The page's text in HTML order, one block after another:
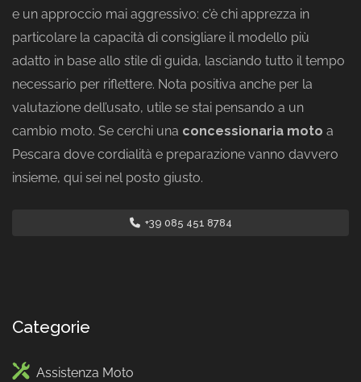
e un approccio mai aggressivo: c’è chi apprezza in
particolare la capacità di consigliare il modello più
adatto in base allo stile di guida, lasciando tutto il tempo
necessario per riflettere. Nota positiva anche per la
valutazione dell’usato, utile se stai pensando a un
cambio moto. Se cerchi una concessionaria moto a
Pescara dove cordialità e preparazione vanno davvero
insieme, qui sei nel posto giusto.
+39 085 451 8784
Categorie
Assistenza Moto